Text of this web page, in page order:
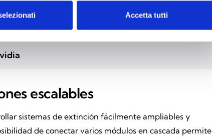
Accetta tutti
escalables
sistemas de extinción fácilmente ampliables y
de conectar varios módulos en cascada permite